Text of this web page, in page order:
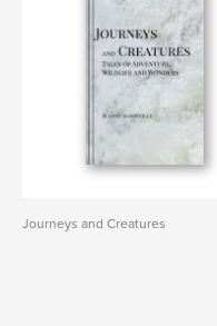
Journeys and Creatures